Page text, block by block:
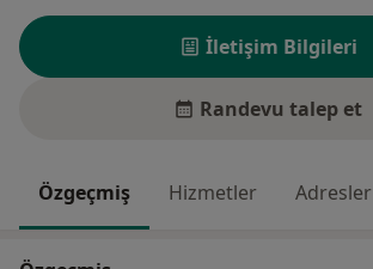
İletişim Bilgileri
Randevu talep et
Özgeçmiş Hizmetler Adresler